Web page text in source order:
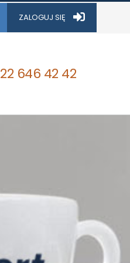
ZALOGUJ SIĘ
22 646 42 42